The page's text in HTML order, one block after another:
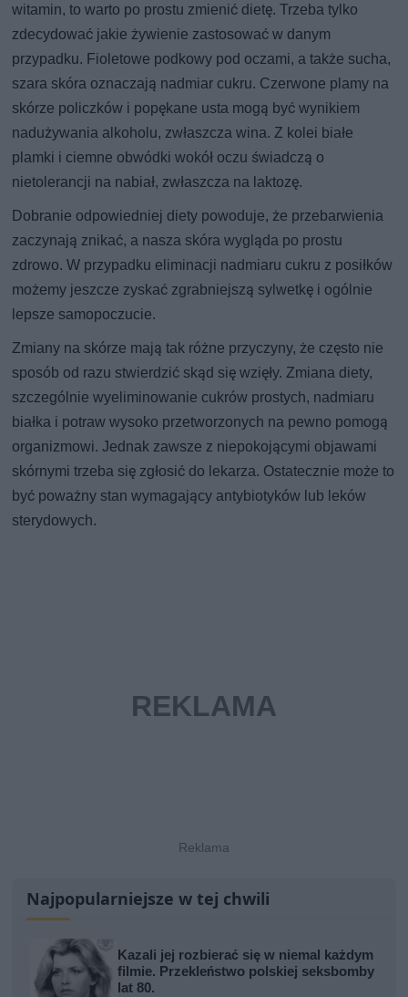
witamin, to warto po prostu zmienić dietę. Trzeba tylko
zdecydować jakie żywienie zastosować w danym
przypadku. Fioletowe podkowy pod oczami, a także sucha,
szara skóra oznaczają nadmiar cukru. Czerwone plamy na
skórze policzków i popękane usta mogą być wynikiem
nadużywania alkoholu, zwłaszcza wina. Z kolei białe
plamki i ciemne obwódki wokół oczu świadczą o
nietolerancji na nabiał, zwłaszcza na laktozę.
Dobranie odpowiedniej diety powoduje, że przebarwienia
zaczynają znikać, a nasza skóra wygląda po prostu
zdrowo. W przypadku eliminacji nadmiaru cukru z posiłków
możemy jeszcze zyskać zgrabniejszą sylwetkę i ogólnie
lepsze samopoczucie.
Zmiany na skórze mają tak różne przyczyny, że często nie
sposób od razu stwierdzić skąd się wzięły. Zmiana diety,
szczególnie wyeliminowanie cukrów prostych, nadmiaru
białka i potraw wysoko przetworzonych na pewno pomogą
organizmowi. Jednak zawsze z niepokojącymi objawami
skórnymi trzeba się zgłosić do lekarza. Ostatecznie może to
być poważny stan wymagający antybiotyków lub leków
sterydowych.
Najpopularniejsze w tej chwili
Kazali jej rozbierać się w niemal każdym
filmie. Przekleństwo polskiej seksbomby
lat 80.